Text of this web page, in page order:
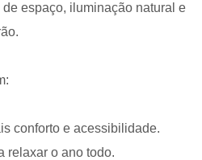
espaço, iluminação natural e
conforto e acessibilidade.
relaxar o ano todo.